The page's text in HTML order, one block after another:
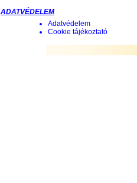
ADATVÉDELEM
Adatvédelem
Cookie tájékoztató